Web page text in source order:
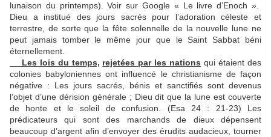
lunaison du printemps). Voir sur Google « Le livre d’Enoch ».
Dieu a institué des jours sacrés pour l’adoration céleste et
terrestre, de sorte que la fête solennelle de la nouvelle lune ne
peut jamais tomber le même jour que le Saint Sabbat béni
éternellement.
Les lois du temps, rejetées par les nations qui étaient des
colonies babyloniennes ont influencé le christianisme de façon
négative : Les jours sacrés, bénis et sanctifiés sont devenus
l’objet d’une dérision générale ; Dieu dit que la lune est couverte
de honte et le soleil de confusion. (Esa 24 : 21-23) Les
prédicateurs qui sont des marchands de dieux dépensent
beaucoup d’argent afin d’envoyer des érudits audacieux, tourner